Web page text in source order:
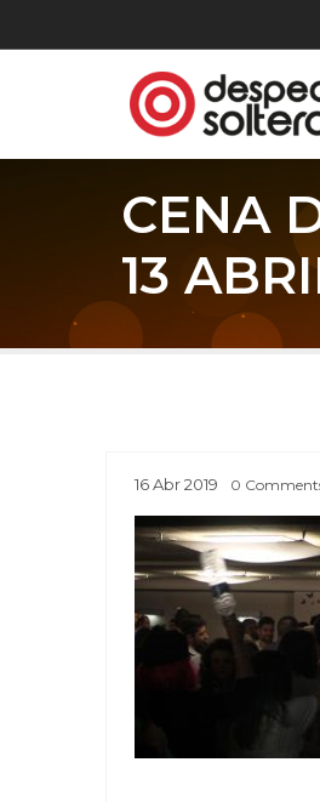
CENA
13
16Abr2019 0